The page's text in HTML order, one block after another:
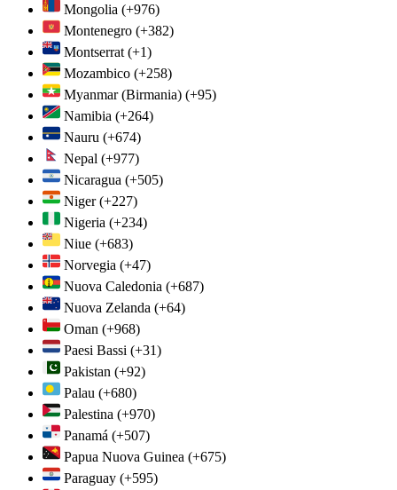
Mongolia (+976)
Montenegro (+382)
Montserrat (+1)
Mozambico (+258)
Myanmar (Birmania) (+95)
Namibia (+264)
Nauru (+674)
Nepal (+977)
Nicaragua (+505)
Niger (+227)
Nigeria (+234)
Niue (+683)
Norvegia (+47)
Nuova Caledonia (+687)
Nuova Zelanda (+64)
Oman (+968)
Paesi Bassi (+31)
Pakistan (+92)
Palau (+680)
Palestina (+970)
Panamá (+507)
Papua Nuova Guinea (+675)
Paraguay (+595)